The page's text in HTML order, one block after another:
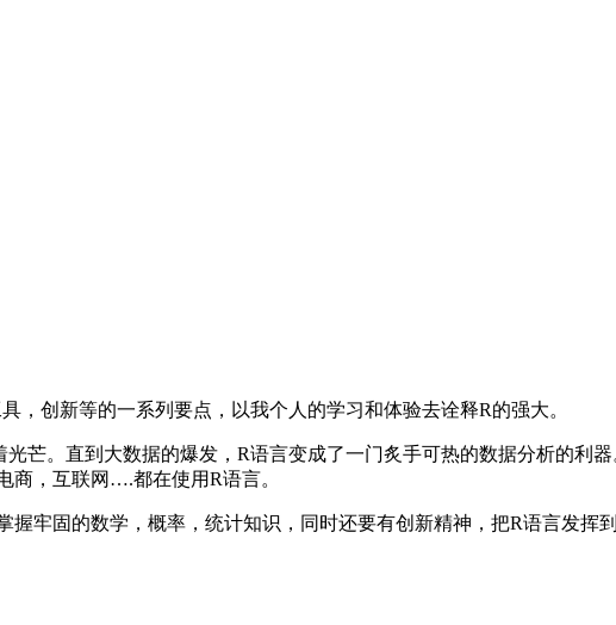
，创新等的一系列要点，以我个人的学习和体验去诠释R的强大。
芒。直到大数据的爆发，R语言变成了一门炙手可热的数据分析的利
商，互联网….都在使用R语言。
牢固的数学，概率，统计知识，同时还要有创新精神，把R语言发挥